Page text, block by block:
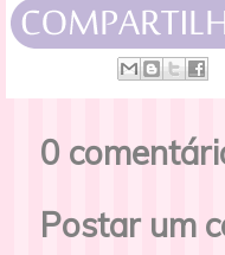
0
Postar um